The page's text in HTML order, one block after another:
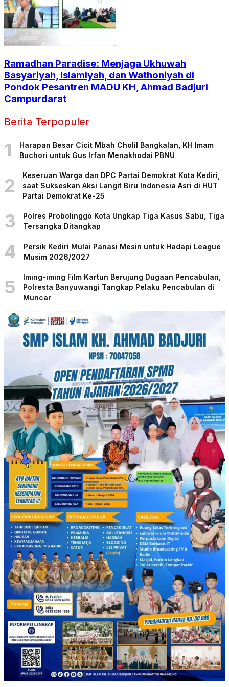
Ramadhan Paradise: Menjaga Ukhuwah
Basyariyah, Islamiyah, dan Wathoniyah di
Pondok Pesantren MADU KH, Ahmad Badjuri
Campurdarat
Berita Terpopuler
1
Harapan Besar Cicit Mbah Cholil Bangkalan, KH Imam
Buchori untuk Gus Irfan Menakhodai PBNU
2
Keseruan Warga dan DPC Partai Demokrat Kota Kediri,
saat Sukseskan Aksi Langit Biru Indonesia Asri di HUT
Partai Demokrat Ke-25
3
Polres Probolinggo Kota Ungkap Tiga Kasus Sabu, Tiga
Tersangka Ditangkap
4
Persik Kediri Mulai Panasi Mesin untuk Hadapi League
Musim 2026/2027
5
Iming-iming Film Kartun Berujung Dugaan Pencabulan,
Polresta Banyuwangi Tangkap Pelaku Pencabulan di
Muncar